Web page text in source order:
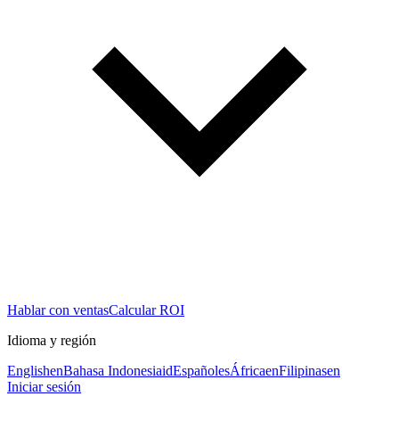
Hablar con ventasCalcular ROI
Idioma y región
EnglishenBahasa IndonesiaidEspañolesÁfricaenFilipinasen
Iniciar sesión